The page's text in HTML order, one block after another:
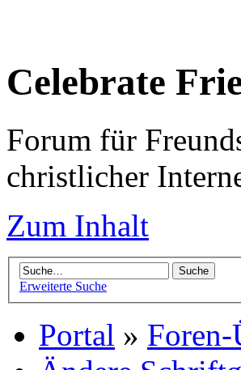
Celebrate
Forum für
christlicher
Zum Inhalt
Erweiterte Suche
Portal »